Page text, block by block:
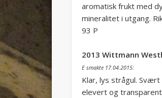
aromatisk frukt med
mineralitet i utgang.
93 P
2013 Wittmann
E smakte 17.04.2015:
Klar, lys strågul.
elevert og